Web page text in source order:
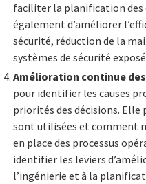
faciliter la planification des
également d’améliorer
sécurité, réduction de la
systèmes de sécurité
Amélioration continue
pour identifier les causes
priorités des décisions. Elle
sont utilisées et comment
en place des processus
identifier les leviers
l’ingénierie et à la